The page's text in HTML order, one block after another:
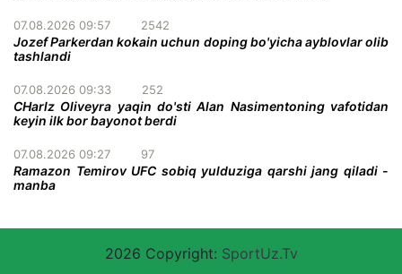
07.08.2026 09:57 2542
Jozef Parkerdan kokain uchun doping bo'yicha ayblovlar olib
tashlandi
07.08.2026 09:33 252
CHarlz Oliveyra yaqin do'sti Alan Nasimentoning vafotidan
keyin ilk bor bayonot berdi
07.08.2026 09:27 97
Ramazon Temirov UFC sobiq yulduziga qarshi jang qiladi -
manba
2026 Copyright: SportUz.Tv